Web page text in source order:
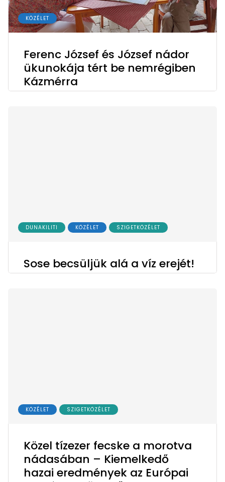
KÖZÉLET
Ferenc József és József nádor
ükunokája tért be nemrégiben
Kázmérra
DUNAKILITI KÖZÉLET SZIGETKÖZÉLET
Sose becsüljük alá a víz erejét!
KÖZÉLET SZIGETKÖZÉLET
Közel tízezer fecske a morotva
nádasában – Kiemelkedő
hazai eredmények az Európai